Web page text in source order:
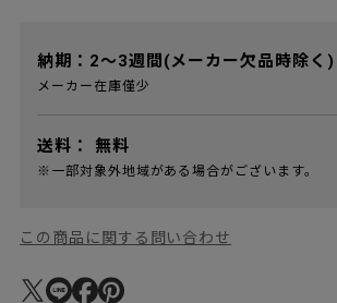
納期：2～3週間(メーカー欠品時除く)
メーカー在庫僅少
送料： 無料
※一部対象外地域がある場合がございます。
この商品に関する問い合わせ